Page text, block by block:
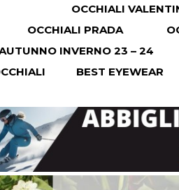
OCCHIALI
OCCHIALI PRADA
INVERNO 23 – 24
BEST EYEWEAR